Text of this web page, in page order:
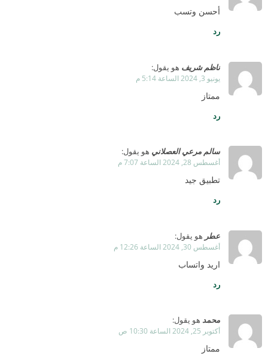
أحسن وتسب
رد
ناظم شريف هو يقول:
يونيو 3, 2024 الساعة 5:14 م
ممتاز
رد
سالم مرعي العصلاني هو يقول:
أغسطس 28, 2024 الساعة 7:07 م
تطبيق جيد
رد
عطر هو يقول:
أغسطس 30, 2024 الساعة 12:26 م
اريد واتساب
رد
محمد هو يقول:
أكتوبر 25, 2024 الساعة 10:30 ص
ممتاز